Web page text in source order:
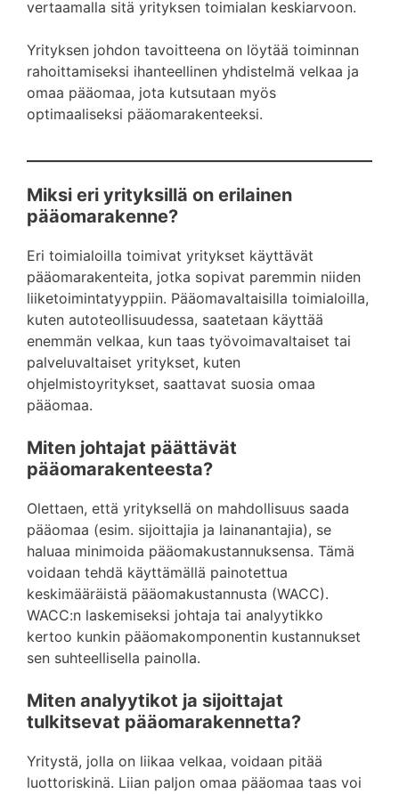
vertaamalla sitä yrityksen toimialan keskiarvoon.
Yrityksen johdon tavoitteena on löytää toiminnan
rahoittamiseksi ihanteellinen yhdistelmä velkaa ja
omaa pääomaa, jota kutsutaan myös
optimaaliseksi pääomarakenteeksi.
Miksi eri yrityksillä on erilainen
pääomarakenne?
Eri toimialoilla toimivat yritykset käyttävät
pääomarakenteita, jotka sopivat paremmin niiden
liiketoimintatyyppiin. Pääomavaltaisilla toimialoilla,
kuten autoteollisuudessa, saatetaan käyttää
enemmän velkaa, kun taas työvoimavaltaiset tai
palveluvaltaiset yritykset, kuten
ohjelmistoyritykset, saattavat suosia omaa
pääomaa.
Miten johtajat päättävät
pääomarakenteesta?
Olettaen, että yrityksellä on mahdollisuus saada
pääomaa (esim. sijoittajia ja lainanantajia), se
haluaa minimoida pääomakustannuksensa. Tämä
voidaan tehdä käyttämällä painotettua
keskimääräistä pääomakustannusta (WACC).
WACC:n laskemiseksi johtaja tai analyytikko
kertoo kunkin pääomakomponentin kustannukset
sen suhteellisella painolla.
Miten analyytikot ja sijoittajat
tulkitsevat pääomarakennetta?
Yritystä, jolla on liikaa velkaa, voidaan pitää
luottoriskinä. Liian paljon omaa pääomaa taas voi